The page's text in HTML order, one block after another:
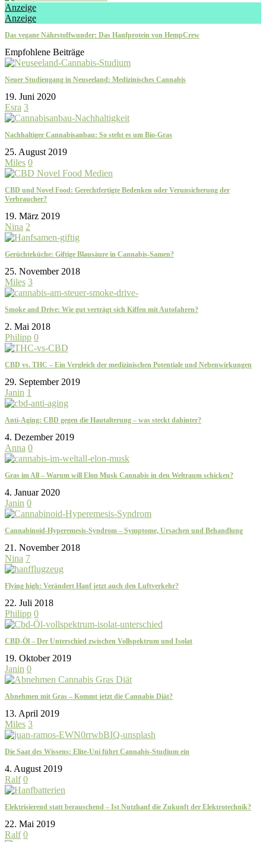
Anzeige
Anzeige
Das vegane Nährstoffwunder: Das Hanfprotein von HempCrew
Empfohlene Beiträge
Neuer Studiengang in Neuseeland: Medizinisches Cannabis
19. Juni 2020
Esra 3
Nachhaltiger Cannabisanbau: So steht es um Bio-Gras
25. August 2019
Miles 0
CBD und Novel Food: Gerechtfertigte Bedenken oder Verunsicherung der
Verbraucher?
19. März 2019
Nina 2
Gerüchteküche: Giftige Blausäure in Cannabis-Samen?
25. November 2018
Miles 3
Smoke and Drive: Wie gut verträgt sich Kiffen mit Autofahren?
2. Mai 2018
Philipp 0
CBD vs. THC – Ein Vergleich der medizinischen Potentiale und Nebenwirkungen
29. September 2019
Janin 1
Anti-Aging: CBD gegen die Hautalterung – was steckt dahinter?
4. Dezember 2019
Anna 0
Gras im All – Warum will Elon Musk Cannabis in den Weltraum schicken?
4. Januar 2020
Janin 0
Cannabinoid-Hyperemesis-Syndrom – Symptome, Ursachen und Behandlung
21. November 2018
Nina 7
Flying high: Verändert Hanf jetzt auch den Luftverkehr?
22. Juli 2018
Philipp 0
CBD-Öl – Der Unterschied zwischen Vollspektrum und Isolat
19. Oktober 2019
Janin 0
Abnehmen mit Gras – Kommt jetzt die Cannabis Diät?
13. April 2019
Miles 3
Die Saat des Wissens: Elite-Uni führt Cannabis-Studium ein
4. August 2019
Ralf 0
Elektrisierend statt berauschend – Ist Nutzhanf die Zukunft der Elektrotechnik?
22. Mai 2019
Ralf 0